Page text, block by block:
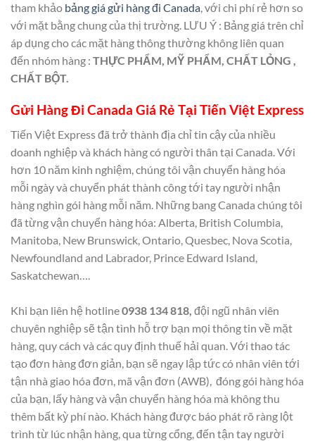
tham khảo bảng giá gửi hàng đi Canada, với chi phí rẻ hơn so
với mặt bằng chung của thị trường. LƯU Ý : Bảng giá trên chỉ
áp dụng cho các mặt hàng thông thường không liên quan
đến nhóm hàng : THỰC PHẨM, MỸ PHẨM, CHẤT LỎNG ,
CHẤT BỘT.
Gửi Hàng Đi Canada Giá Rẻ Tại Tiến Việt Express
Tiến Việt Express đã trở thành địa chỉ tin cậy của nhiều
doanh nghiệp và khách hàng có người thân tại Canada. Với
hơn 10 năm kinh nghiệm, chúng tôi vận chuyển hàng hóa
mỗi ngày và chuyển phát thành công tới tay người nhận
hàng nghìn gói hàng mỗi năm. Những bang Canada chúng tôi
đã từng vận chuyển hàng hóa: Alberta, British Columbia,
Manitoba, New Brunswick, Ontario, Quesbec, Nova Scotia,
Newfoundland and Labrador, Prince Edward Island,
Saskatchewan….
Khi bạn liên hệ hotline0938 134 818, đội ngũ nhân viên
chuyên nghiệp sẽ tận tình hỗ trợ bạn mọi thông tin về mặt
hàng, quy cách và các quy định thuế hải quan. Với thao tác
tạo đơn hàng đơn giản, bạn sẽ ngay lập tức có nhân viên tới
tận nhà giao hóa đơn, mã vận đơn (AWB), đóng gói hàng hóa
của bạn, lấy hàng và vận chuyển hàng hóa mà không thu
thêm bất kỳ phí nào. Khách hàng được báo phát rõ ràng lột
trình từ lúc nhận hàng, qua từng cổng, đến tận tay người